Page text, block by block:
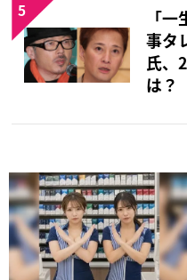
「
事タ
氏、
は？
5